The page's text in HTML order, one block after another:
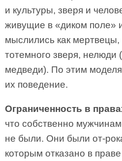
и культуры, зверя и
живущие в «диком поле»
мыслились как
тотемного зверя, нелюди
медведи). По этим
их поведение.
Ограниченность в
что собственно
не были. Они были от-
которым отказано в